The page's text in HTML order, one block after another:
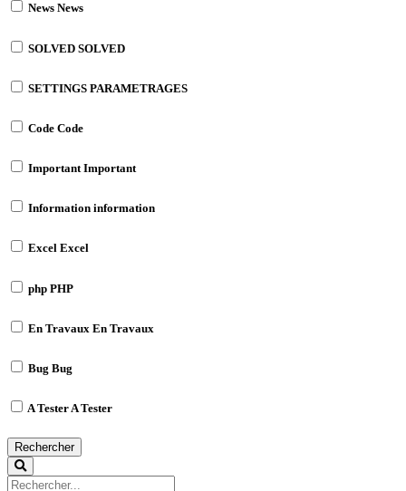
News News
SOLVED SOLVED
SETTINGS PARAMETRAGES
Code Code
ImportantImportant
Information information
Excel Excel
php PHP
En Travaux En Travaux
Bug Bug
A TesterA Tester
Rechercher